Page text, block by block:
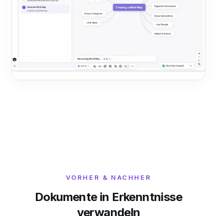
VORHER & NACHHER
Dokumente in Erkenntnisse
verwandeln